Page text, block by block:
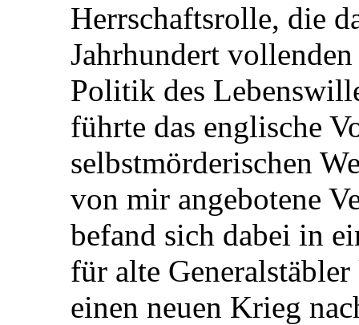
Herrschaftsrolle, die
Jahrhundert
Politik des
führte das englische
selbstmörderischen
von mir angebotene
befand sich dabei in
für alte
einen neuen Krieg